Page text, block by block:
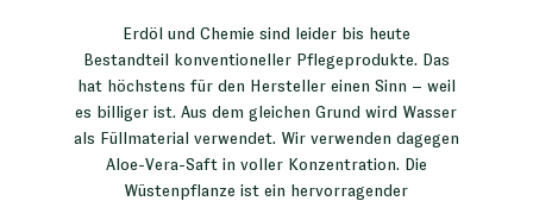
Erdöl und Chemie sind leider bis heute
Bestandteil konventioneller Pflegeprodukte. Das
hat höchstens für den Hersteller einen Sinn – weil
es billiger ist. Aus dem gleichen Grund wird Wasser
als Füllmaterial verwendet. Wir verwenden dagegen
Aloe-Vera-Saft in voller Konzentration. Die
Wüstenpflanze ist ein hervorragender